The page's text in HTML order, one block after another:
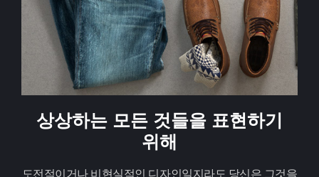
상상하는 모든 것들을 표현하기
위해
도전적이거나 비현실적인 디자인일지라도 당신은 그것을